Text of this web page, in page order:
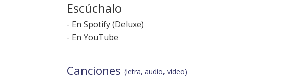
Escúchalo
- En Spotify(Deluxe)
- En YouTube
Canciones (letra, audio, vídeo)